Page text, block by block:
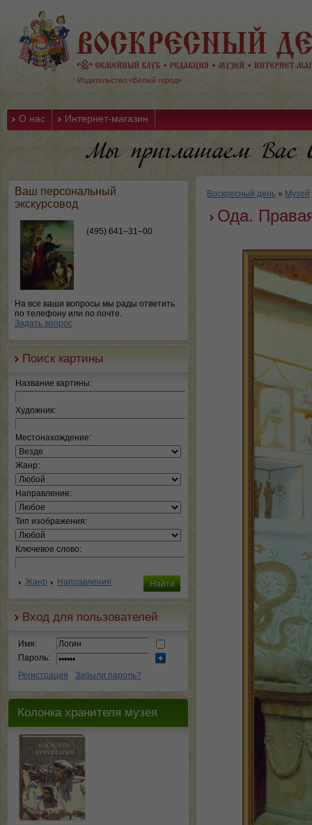
Издательство «Белый город»
О нас Интернет-магазин
Ваш персональный
экскурсовод
(495) 641–31–00
На все ваши вопросы мы рады ответить
по телефону или по почте.
Задать вопрос
Поиск картины
Название картины:
Художник:
Местонахождение:
Жанр:
Направление:
Тип изображения:
Ключевое слово:
Жанр Направления
Вход для пользователей
Имя:
Пароль:
Регистрация
Забыли пароль?
Колонка хранителя музея
Воскресный день » Музей
Ода.